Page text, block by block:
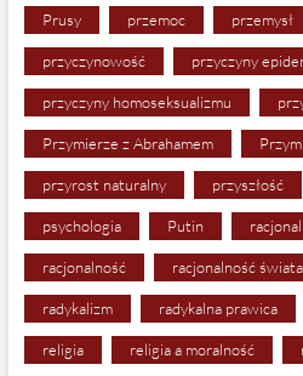
Prusy przemoc przemysł
przyczynowość przyczyny
przyczyny homoseksualizmu
Przymierze z Abrahamem
przyrost naturalny przyszłość
psychologia Putin
racjonalność racjonalność świata
radykalizm radykalna prawica
religia religia a moralność